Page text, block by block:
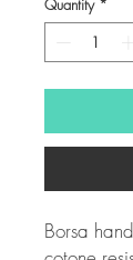
Quantity *
Borsa